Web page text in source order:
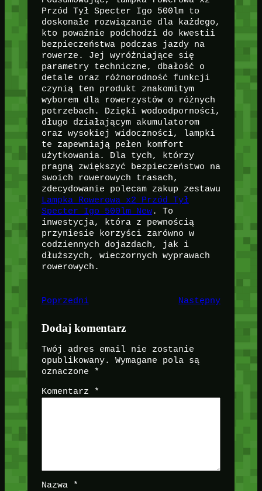
Przód Tył Specter Igo 500lm to
doskonałe rozwiązanie dla każdego,
kto poważnie podchodzi do kwestii
bezpieczeństwa podczas jazdy na
rowerze. Jej wyróżniające się
parametry techniczne, dbałość o
detale oraz różnorodność funkcji
czynią ten produkt znakomitym
wyborem dla rowerzystów o różnych
potrzebach. Dzięki wodoodporności,
długo działającym akumulatorom
oraz wysokiej widoczności, lampki
te zapewniają pełen komfort
użytkowania. Dla tych, którzy
pragną zwiększyć bezpieczeństwo na
swoich rowerowych trasach,
zdecydowanie polecam zakup zestawu
Lampka Rowerowa x2 Przód Tył
Specter Igo 500lm New. To
inwestycja, która z pewnością
przyniesie korzyści zarówno w
codziennych dojazdach, jak i
dłuższych, wieczornych wyprawach
rowerowych.
Poprzedni Następny
Dodaj komentarz
Twój adres email nie zostanie
opublikowany.
Wymagane pola są
oznaczone
*
Komentarz *
Nazwa *